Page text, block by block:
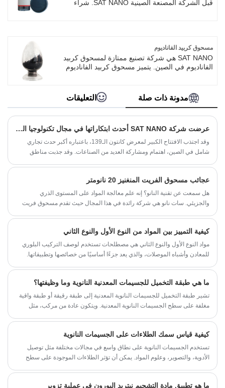
قبل الشركة المصنعة الصينية SAT NANO. شراء
مسحوق كربيد الفاناديوم
SAT NANO هي شركة تصنيع ممتازة لمسحوق كربيد
الفاناديوم في الصين. يتميز مسحوق كربيد الفاناديوم
لمسحوق كربيد المنغنيز استخدامات متنوعة، تنعكس
بشكل رئيسي في المواد والأجهزة الإلكترونية
البلدان حول العالم.
مدونة ذات صلة التعليقات
عرضت شركة SAT NANO أحدث ابتكاراتها في مجال تكنولوجيا النانو في معرض كانتون الـ 139
وقد اجتذب الافتتاح الكبير لمعرض كانتون الـ139، باعتباره أكبر حدث تجاري
شامل في الصين، اهتمام ومشاركة العديد من الصناعات. وقد جذبت مناطق
العام الكثير من الاهتمام. الأكشاك مشغولة بالكامل، وقد انخرط العديد من
المشترين في مفاوضات متعمقة. وقد زاد حجم ونوعية المشترين، مما يسهل
الحصول على الطلبات ويجلب المزيد من الفرص التجارية للشركات المشاركة.
عجائب مسحوق الفريت المنغنيز 20 نانومتر
هل سمعت عن تقنية النانو؟ إنه علم معالجة المواد على المستوى الذري
والجزيئي. سات نانو هي شركة رائدة في هذا المجال حيث تقدم مسحوق فريت
فيها.
كيفية التمييز بين المواد من النوع الأول والنوع الثاني
​مواد النوع الأول والنوع الثاني هي مصطلحات تستخدم لوصف التركيب البلوري
للمعادن وأشباه الموصلات، والذي يعد جزءًا أساسيًا من خصائصها وتطبيقاتها.
المواد من النوع الأول والنوع الثاني؟
ما هي طبقة التخميل للجسيمات المعدنية النانوية وما وظيفتها؟
تشير طبقة التخميل للجسيمات النانوية المعدنية إلى طبقة رقيقة أو طبقة واقية
مغلفة على سطح الجسيمات النانوية المعدنية. ويتكون عادة من مركب، مثل
كيفية قياس سمك الطلاءات على الجسيمات النانوية
تستخدم الجسيمات النانوية على نطاق واسع في مجالات مختلفة مثل توصيل
الأدوية، والتصوير، وعلوم المواد. يمكن أن تؤثر الطلاءات الموجودة على سطح
ما هو تطبيق مادة التشحيم نيتريد البورون في عملية تزوير